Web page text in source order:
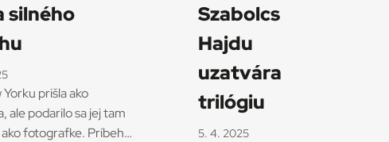
silného
prišla ako
ale podarilo sa jej tam
fotografke. Príbeh
Szabolcs
Hajdu
uzatvára
trilógiu
5. 4. 2025